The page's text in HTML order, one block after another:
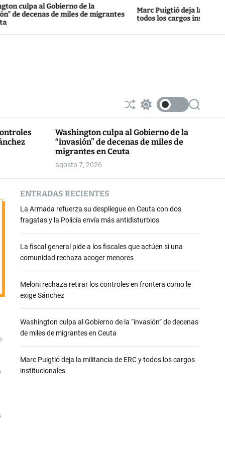
Gobierno de la
de miles de migrantes
Marc Puigtió deja la militancia de ERC
todos los cargos institucionales
S
h
ff
l
e
S
w
t
c
o
d
S
e
Washington culpa al Gobierno de la
“invasión” de decenas de miles de
migrantes en Ceuta
agosto 7, 2026
ENTRADAS RECIENTES
La Armada refuerza su despliegue en Ceuta con dos
fragatas y la Policía envía más antidisturbios
La fiscal general pide a los fiscales que actúen si una
comunidad rechaza acoger menores
Meloni rechaza retirar los controles en frontera como le
exige Sánchez
Washington culpa al Gobierno de la “invasión” de decenas
de miles de migrantes en Ceuta
Marc Puigtió deja la militancia de ERC y todos los cargos
institucionales